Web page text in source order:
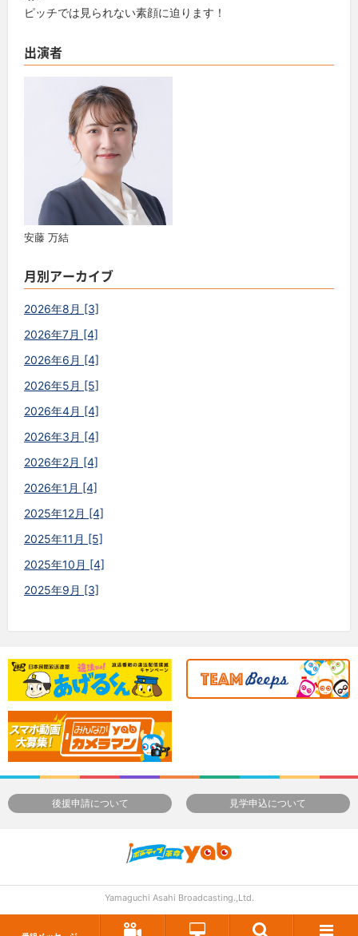
ピッチでは見られない素顔に迫ります！
出演者
安藤 万結
月別アーカイブ
2026年8月 [3]
2026年7月 [4]
2026年6月 [4]
2026年5月 [5]
2026年4月 [4]
2026年3月 [4]
2026年2月 [4]
2026年1月 [4]
2025年12月 [4]
2025年11月 [5]
2025年10月 [4]
2025年9月 [3]
後援申請について 見学申込について
Yamaguchi Asahi Broadcasting.,Ltd.